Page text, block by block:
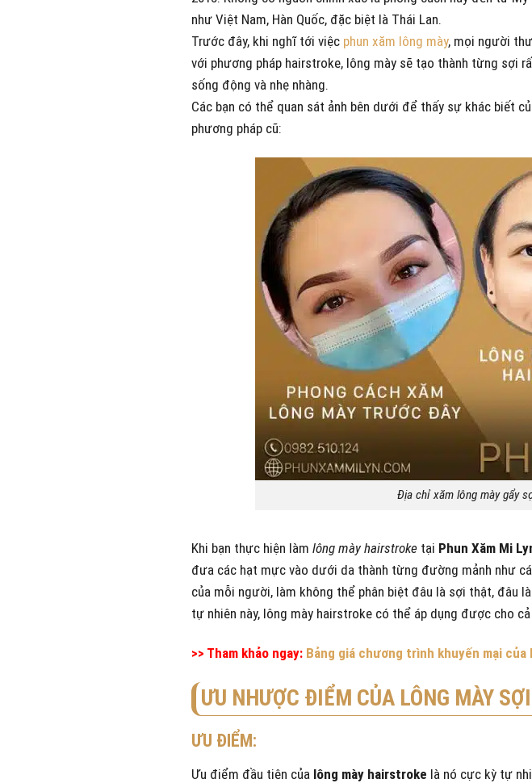
như Việt Nam, Hàn Quốc, đặc biệt là Thái Lan.
Trước đây, khi nghĩ tới việc phun xăm lông mày, mọi người
với phương pháp hairstroke, lông mày sẽ tạo thành từng sợi
sống động và nhẹ nhàng.
Các bạn có thể quan sát ảnh bên dưới để thấy sự khác biết
phương pháp cũ:
Địa chỉ xăm lông mày gẩy
Khi bạn thực hiện làm lông mày hairstroke tại Phun Xăm Mi
đưa các hạt mực vào dưới da thành từng đường mảnh như
của mỗi người, làm không thể phân biệt đâu là sợi thật, đâu
tự nhiên này, lông mày hairstroke có thể áp dụng được cho
>> Tham khảo ngay: Bảng giá chương trình khuyến mại của
ƯU NHƯỢC ĐIỂM CỦA LÔNG MÀY
ƯU ĐIỂM:
Ưu điểm đầu tiên của lông mày hairstroke là nó cực kỳ tự